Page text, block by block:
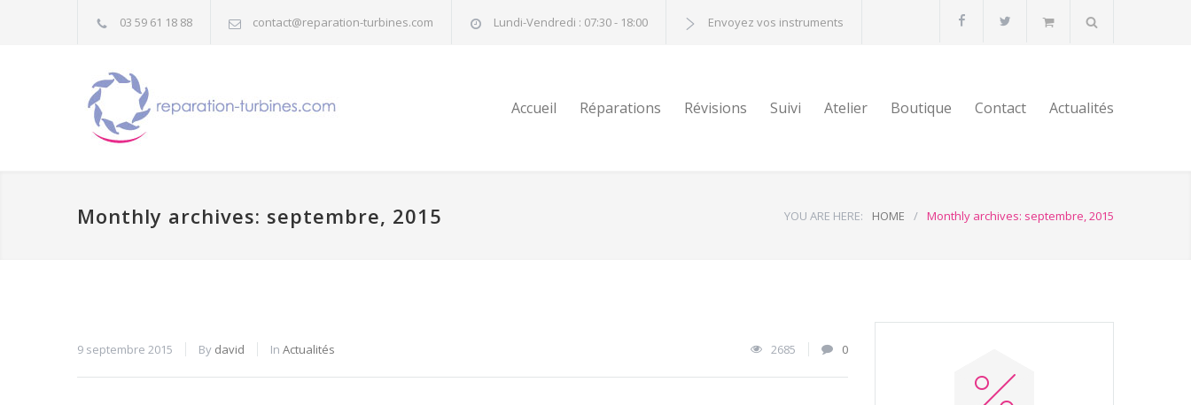
03 59 61 18 88 contact@reparation-turbines.com Lundi-Vendredi : 07:30 - 18:00 Envoyez vos instruments
Accueil Réparations Révisions Suivi Atelier Boutique Contact Actualités
Monthly archives: septembre, 2015 YOU ARE HERE: HOME / Monthly archives: septembre, 2015
9 septembre 2015 By david In Actualités 2685 0